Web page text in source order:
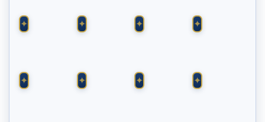
♣
VALET
♠
VALET
♥
VALET
♠
DAME
♥
7
♦
10
♣
AS
♦
7